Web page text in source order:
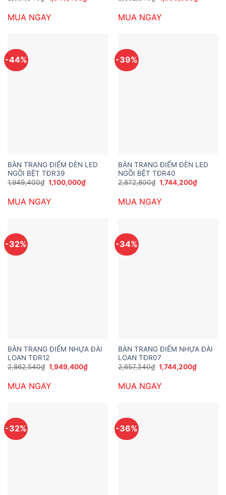
gốc
2,657,340₫.
hiện
MUA NGAY
gốc
2,862,540₫.
hiện
MUA NGAY
-44%
BÀN TRANG ĐIỂM ĐÈN LED
NGỒI BỆT TĐR39
1,949,400₫ Giá
gốc
1,949,400₫.
1,100,000₫Giá
hiện
MUA NGAY
-39%
BÀN TRANG ĐIỂM ĐÈN LED
NGỒI BỆT TĐR40
2,872,800₫ Giá
gốc
2,872,800₫.
1,744,200₫Giá
hiện
MUA NGAY
-32%
BÀN TRANG ĐIỂM NHỰA ĐÀI
LOAN TĐR12
2,862,540₫ Giá
gốc
2,862,540₫.
1,949,400₫Giá
hiện
MUA NGAY
-34%
BÀN TRANG ĐIỂM NHỰA ĐÀI
LOAN TĐR07
2,657,340₫ Giá
gốc
2,657,340₫.
1,744,200₫Giá
hiện
MUA NGAY
-32% -36%